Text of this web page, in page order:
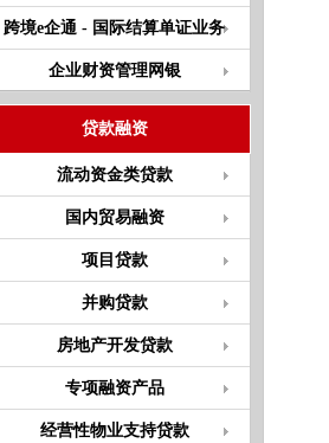
跨境e企通 - 国际结算单证业务
企业财资管理网银
贷款融资
流动资金类贷款
国内贸易融资
项目贷款
并购贷款
房地产开发贷款
专项融资产品
经营性物业支持贷款